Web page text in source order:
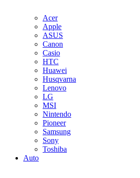
Acer
Apple
ASUS
Canon
Casio
HTC
Huawei
Husqvarna
Lenovo
LG
MSI
Nintendo
Pioneer
Samsung
Sony
Toshiba
Auto